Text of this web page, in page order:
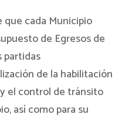
cada Municipio
de Egresos de
partidas
de la habilitación
el control de tránsito
así como para su